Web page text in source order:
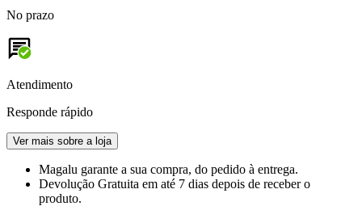
No prazo
Atendimento
Responde rápido
Ver mais sobre a loja
Magalu garante a sua compra, do pedido à entrega.
Devolução Gratuita em até 7 dias depois de receber o
produto.